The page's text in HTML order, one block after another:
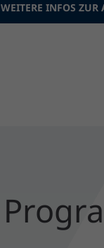
WEITERE INFOS ZUR